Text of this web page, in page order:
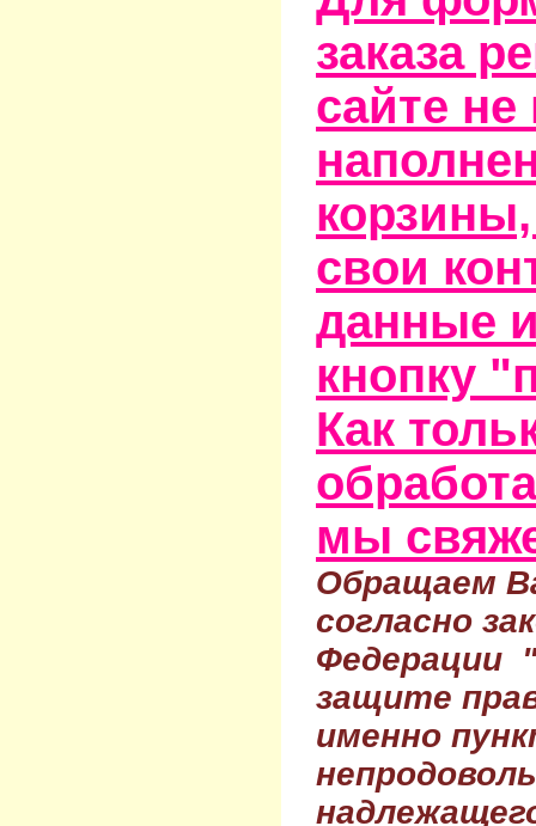
заказа
сайте
свои
данные
кнопку
Как
мы
Обращаем
согласно
Федерации
защите
именно